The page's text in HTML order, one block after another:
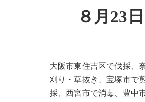
８月23
大阪市東住吉区で伐採、
刈り・草抜き、宝塚市で
採、西宮市で消毒、豊中